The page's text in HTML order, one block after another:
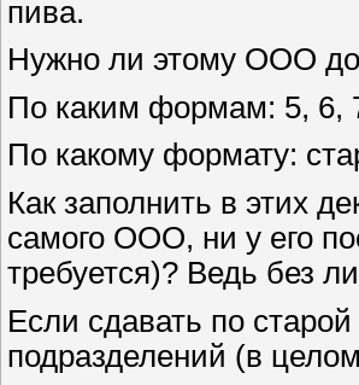
пива.
Нужно ли этому ООО до
По каким формам: 5, 6,
По какому формату:
Как заполнить в этих
самого ООО, ни у его
требуется)? Ведь без
Если сдавать по
подразделений (в